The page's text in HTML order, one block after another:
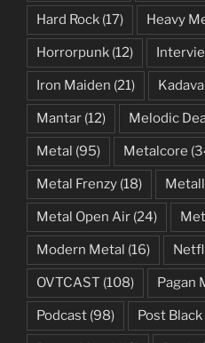
Hard Rock (17) Heavy
Horrorpunk (12)
Iron Maiden (21)
Mantar (12) Melodic
Metal (95) Metalcore
Metal Frenzy (18)
Metal Open Air (24)
Modern Metal (16)
OVTCAST (108) Pagan
Podcast (98) Post